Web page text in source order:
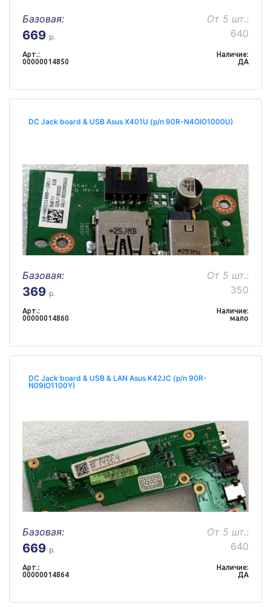
Базовая:
669 р.
От 5 шт.:
640
Арт.:
00000014850
Наличие:
ДА
DC Jack board & USB Asus X401U (p/n 90R-N4OIO1000U)
Базовая:
369 р.
От 5 шт.:
350
Арт.:
00000014860
Наличие:
мало
DC Jack board & USB & LAN Asus K42JC (p/n 90R-
N09IO1100Y)
Базовая:
669 р.
От 5 шт.:
640
Арт.:
00000014864
Наличие:
ДА